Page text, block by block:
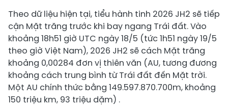
Theo dữ liệu hiện tại, tiểu hành tinh 2026 JH2 sẽ tiếp
cận Mặt trăng trước khi bay ngang Trái đất. Vào
khoảng 18h51 giờ UTC ngày 18/5 (tức 1h51 ngày 19/5
theo giờ Việt Nam), 2026 JH2 sẽ cách Mặt trăng
khoảng 0,00284 đơn vị thiên văn (AU, tương đương
khoảng cách trung bình từ Trái đất đến Mặt trời.
Một AU chính thức bằng 149.597.870.700m, khoảng
150 triệu km, 93 triệu dặm) .